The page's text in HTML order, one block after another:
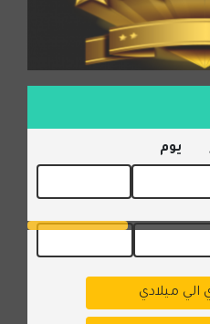
يوم
ميلادي